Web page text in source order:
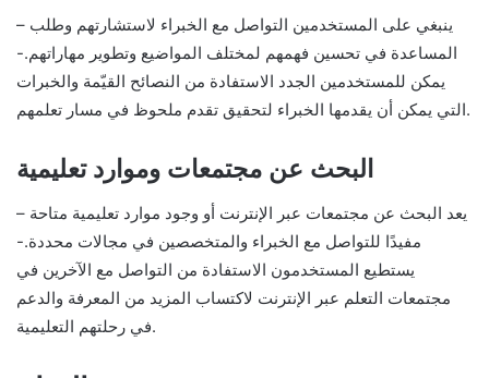
– ينبغي على المستخدمين التواصل مع الخبراء لاستشارتهم وطلب
المساعدة في تحسين فهمهم لمختلف المواضيع وتطوير مهاراتهم.-
يمكن للمستخدمين الجدد الاستفادة من النصائح القيّمة والخبرات
التي يمكن أن يقدمها الخبراء لتحقيق تقدم ملحوظ في مسار تعلمهم.
البحث عن مجتمعات وموارد تعليمية
– يعد البحث عن مجتمعات عبر الإنترنت أو وجود موارد تعليمية متاحة
مفيدًا للتواصل مع الخبراء والمتخصصين في مجالات محددة.-
يستطيع المستخدمون الاستفادة من التواصل مع الآخرين في
مجتمعات التعلم عبر الإنترنت لاكتساب المزيد من المعرفة والدعم
في رحلتهم التعليمية.